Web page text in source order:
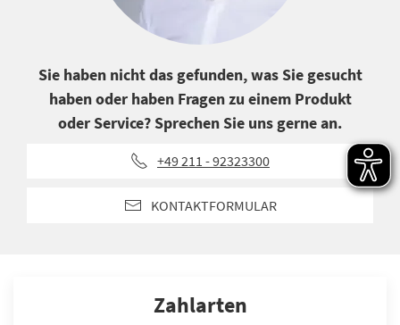
Sie haben nicht das gefunden, was Sie gesucht
haben oder haben Fragen zu einem Produkt
oder Service? Sprechen Sie uns gerne an.
+49 211 - 92323300
KONTAKTFORMULAR
Zahlarten